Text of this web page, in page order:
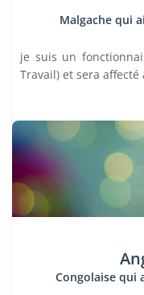
Malgache qui
je suis un
Travail) et sera affecté
Congolaise qui